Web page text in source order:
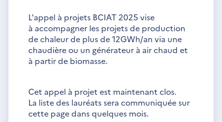
L'appel à projets BCIAT 2025 vise
à accompagner les projets de production
de chaleur de plus de 12GWh/an via une
chaudière ou un générateur à air chaud et
à partir de biomasse.
Cet appel à projet est maintenant clos.
La liste des lauréats sera communiquée sur
cette page dans quelques mois.